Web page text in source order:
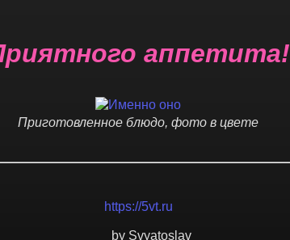
аппетита!
Приготовленное блюдо, фото в цвете
https://5vt.ru
by Svyatoslav